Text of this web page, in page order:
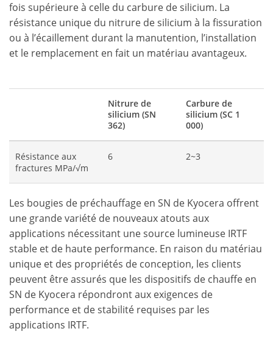
fois supérieure à celle du carbure de silicium. La
résistance unique du nitrure de silicium à la fissuration
ou à l’écaillement durant la manutention, l’installation
et le remplacement en fait un matériau avantageux.
Nitrure de
silicium (SN
362)
Carbure de
silicium (SC 1
000)
Résistance aux
fractures MPa/√m
6 2~3
Les bougies de préchauffage en SN de Kyocera offrent
une grande variété de nouveaux atouts aux
applications nécessitant une source lumineuse IRTF
stable et de haute performance. En raison du matériau
unique et des propriétés de conception, les clients
peuvent être assurés que les dispositifs de chauffe en
SN de Kyocera répondront aux exigences de
performance et de stabilité requises par les
applications IRTF.